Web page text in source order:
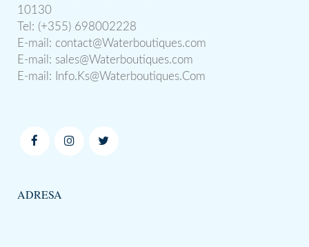
10130
Tel: (+355) 698002228
E-mail: contact@Waterboutiques.com
E-mail: sales@Waterboutiques.com
E-mail:
Info.Ks@Waterboutiques.Com
ADRESA